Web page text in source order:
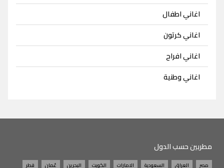
اغاني اطفال
اغاني كرتون
اغاني افراح
اغاني وطنية
مطربين حسب الدول
مصر العراق السعودية الامارات الكويت البحرين عُمان قطر